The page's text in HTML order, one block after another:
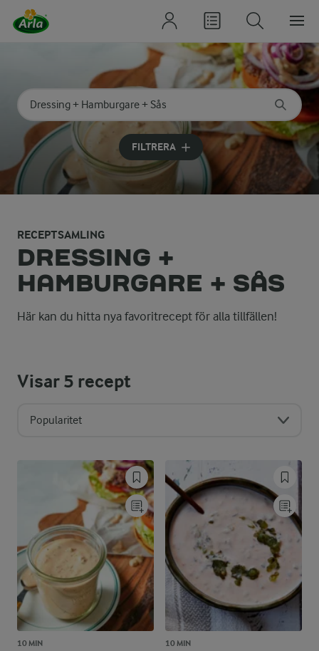
Sök på kategori eller ingrediens
Skriv in sökord för att få förslag
FILTRERA
RECEPTSAMLING
DRESSING +
HAMBURGARE + SÅS
Här kan du hitta nya favoritrecept för alla tillfällen!
Visar5 recept
Popularitet
10 MIN 10 MIN